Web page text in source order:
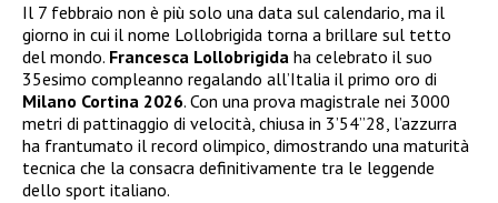
Il 7 febbraio non è più solo una data sul calendario, ma il
giorno in cui il nome Lollobrigida torna a brillare sul tetto
del mondo. Francesca Lollobrigida ha celebrato il suo
35esimo compleanno regalando all’Italia il primo oro di
Milano Cortina 2026. Con una prova magistrale nei 3000
metri di pattinaggio di velocità, chiusa in 3’54”28, l’azzurra
ha frantumato il record olimpico, dimostrando una maturità
tecnica che la consacra definitivamente tra le leggende
dello sport italiano.